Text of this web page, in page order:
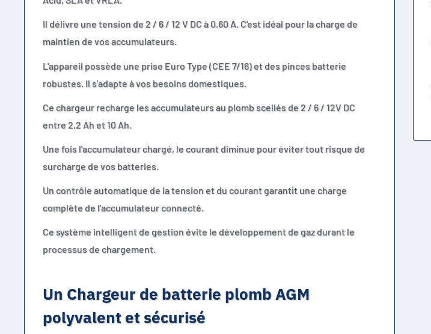
Il délivre une tension de 2 / 6 / 12 V DC à 0.60 A. C'est idéal pour la charge de
maintien de vos accumulateurs.
L'appareil possède une prise Euro Type (CEE 7/16) et des pinces batterie
robustes. Il s'adapte à vos besoins domestiques.
Ce chargeur recharge les accumulateurs au plomb scellés de 2 / 6 / 12V DC
entre 2,2 Ah et 10 Ah.
Une fois l'accumulateur chargé, le courant diminue pour éviter tout risque de
surcharge de vos batteries.
Un contrôle automatique de la tension et du courant garantit une charge
complète de l'accumulateur connecté.
Ce système intelligent de gestion évite le développement de gaz durant le
processus de chargement.
Un Chargeur de batterie plomb AGM
polyvalent et sécurisé